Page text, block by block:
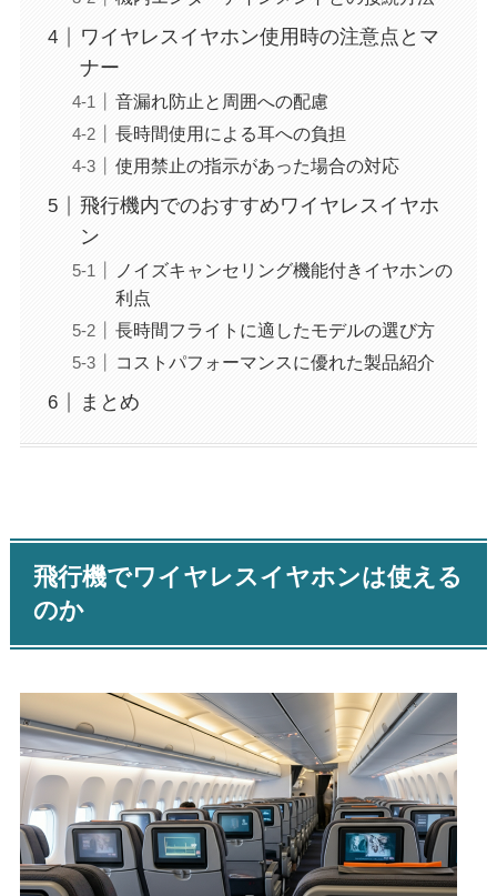
ワイヤレスイヤホン使用時の注意点とマ
ナー
音漏れ防止と周囲への配慮
長時間使用による耳への負担
使用禁止の指示があった場合の対応
飛行機内でのおすすめワイヤレスイヤホ
ン
ノイズキャンセリング機能付きイヤホンの
利点
長時間フライトに適したモデルの選び方
コストパフォーマンスに優れた製品紹介
まとめ
飛行機でワイヤレスイヤホンは使える
のか